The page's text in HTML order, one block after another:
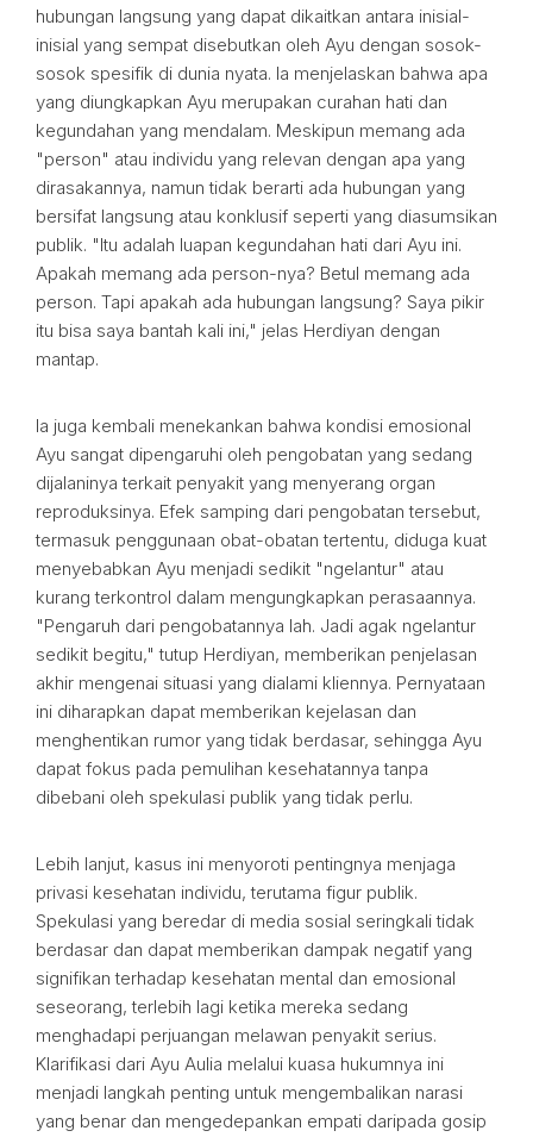
hubungan langsung yang dapat dikaitkan antara inisial-
inisial yang sempat disebutkan oleh Ayu dengan sosok-
sosok spesifik di dunia nyata. Ia menjelaskan bahwa apa
yang diungkapkan Ayu merupakan curahan hati dan
kegundahan yang mendalam. Meskipun memang ada
"person" atau individu yang relevan dengan apa yang
dirasakannya, namun tidak berarti ada hubungan yang
bersifat langsung atau konklusif seperti yang diasumsikan
publik. "Itu adalah luapan kegundahan hati dari Ayu ini.
Apakah memang ada person-nya? Betul memang ada
person. Tapi apakah ada hubungan langsung? Saya pikir
itu bisa saya bantah kali ini," jelas Herdiyan dengan
mantap.
Ia juga kembali menekankan bahwa kondisi emosional
Ayu sangat dipengaruhi oleh pengobatan yang sedang
dijalaninya terkait penyakit yang menyerang organ
reproduksinya. Efek samping dari pengobatan tersebut,
termasuk penggunaan obat-obatan tertentu, diduga kuat
menyebabkan Ayu menjadi sedikit "ngelantur" atau
kurang terkontrol dalam mengungkapkan perasaannya.
"Pengaruh dari pengobatannya lah. Jadi agak ngelantur
sedikit begitu," tutup Herdiyan, memberikan penjelasan
akhir mengenai situasi yang dialami kliennya. Pernyataan
ini diharapkan dapat memberikan kejelasan dan
menghentikan rumor yang tidak berdasar, sehingga Ayu
dapat fokus pada pemulihan kesehatannya tanpa
dibebani oleh spekulasi publik yang tidak perlu.
Lebih lanjut, kasus ini menyoroti pentingnya menjaga
privasi kesehatan individu, terutama figur publik.
Spekulasi yang beredar di media sosial seringkali tidak
berdasar dan dapat memberikan dampak negatif yang
signifikan terhadap kesehatan mental dan emosional
seseorang, terlebih lagi ketika mereka sedang
menghadapi perjuangan melawan penyakit serius.
Klarifikasi dari Ayu Aulia melalui kuasa hukumnya ini
menjadi langkah penting untuk mengembalikan narasi
yang benar dan mengedepankan empati daripada gosip